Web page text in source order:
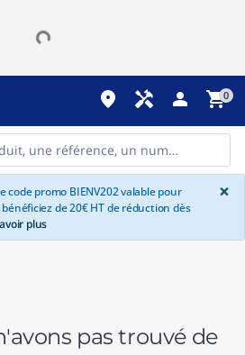
place handyman person shopping_cart0
code promo BIENV202 valable pour
de 20€ HT de réduction dès
plus
×
pas trouvé de